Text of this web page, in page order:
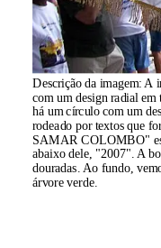
Descrição da imagem: A
com um design radial em
há um círculo com um
rodeado por textos que
SAMAR COLOMBO"
abaixo dele, "2007". A
douradas. Ao fundo,
árvore verde.